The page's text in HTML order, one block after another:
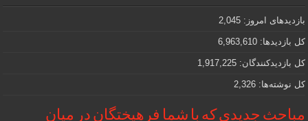
که
دنبالش
هستید
بازدیدهای امروز:2,045
کل بازدیدها:6,963,610
کل بازدیدکنند‌گان:1,917,225
کل نوشته‌ها:2,326
مباحث جدیدی که با شما فرهیختگان در میان